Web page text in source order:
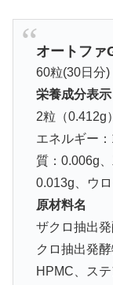
オートファ
60粒(30日分)
栄養成分表示
2粒（0.412g
エネルギー
質：0.006g
0.013g、ウ
原材料名
ザクロ抽出
クロ抽出発
HPMC、ス